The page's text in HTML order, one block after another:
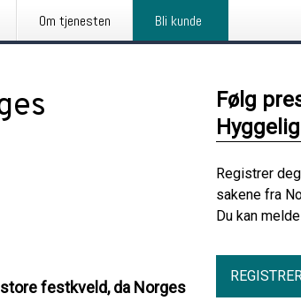
Om tjenesten Bli kunde
festkveld, da Norges
Følg
Registrer
sakene fra
Du kan